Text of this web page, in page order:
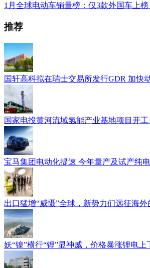
1月全球电动车销量榜：仅3款外国车上榜
推荐
国轩高科拟在瑞士交易所发行GDR 加快
国家电投黄河流域氢能产业基地项目开工
宝马集团电动化提速 今年量产及试产纯
出口猛增“威慑”全球，新势力们远征海外
妖“镍”横行“锂”显神威，价格暴涨锂电上